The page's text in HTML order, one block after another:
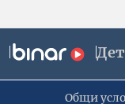
Общи